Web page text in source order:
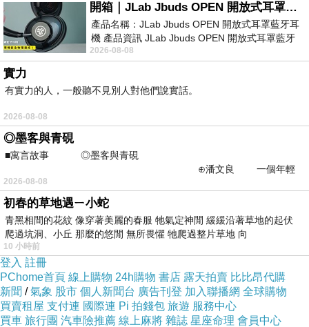
開箱｜JLab Jbuds OPEN 開放式耳罩藍牙耳機 - 設計美學，輕巧、透氣、環境音全物理達成！
產品名稱：JLab Jbuds OPEN 開放式耳罩藍牙耳
機 產品資訊 JLab Jbuds OPEN 開放式耳罩藍牙
耳機評語：非常有特色，值得喜愛美型工
2026-08-08
實力
有實力的人，一般聽不見別人對他們說實話。
2026-08-08
◎墨客與青硯
■寓言故事 ◎墨客與青硯
⊕潘文良 一個年輕
的墨客，在京城的古玩肆裡
2026-08-08
初春的草地遇ㄧ小蛇
青黑相間的花紋 像穿著美麗的春服 牠氣定神閒 緩緩沿著草地的起伏
爬過坑洞、小丘 那麼的悠閒 無所畏懼 牠爬過整片草地 向
10 小時前
登入 註冊
PChome首頁 線上購物 24h購物 書店 露天拍賣 比比昂代購
新聞 /氣象 股市 個人新聞台 廣告刊登 加入聯播網 全球購物
買賣租屋 支付連 國際連 Pi 拍錢包 旅遊 服務中心
買車 旅行團 汽車險推薦 線上麻將 雜誌 星座命理 會員中心